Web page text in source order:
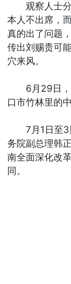
观察人士分
本人不出席，
真的出了问题
传出刘赐贵可
穴来风。
6月29日，
口市竹林里的
7月1日至3
务院副总理韩
南全面深化改
同。